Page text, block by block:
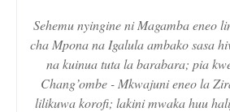
Sehemu nyingine ni Magamba eneo
cha Mpona na Igalula ambako sasa
na kuinua tuta la barabara; pia
Chang’ombe - Mkwajuni eneo la
lilikuwa korofi; lakini mwaka huu